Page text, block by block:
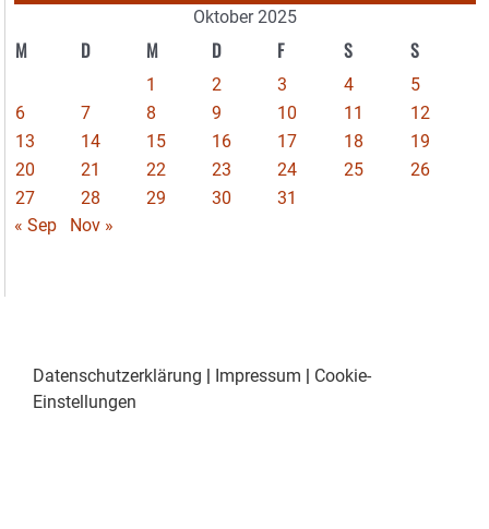
Oktober 2025
M D M D F S S
1 2 3 4
5
6
7 8 9 10 11
12
13
14 15 16 17 18
19
20
21 22 23 24 25
26
27
28 29 30
31
« Sep
Nov »
Datenschutzerklärung | Impressum | Cookie-
Einstellungen